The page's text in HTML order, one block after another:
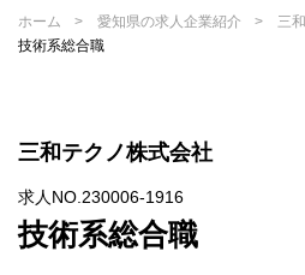
ホーム 愛知県の求人企業紹介
三
技術系総合職
三和テクノ株式会社
求人NO.230006-1916
技術系総合職